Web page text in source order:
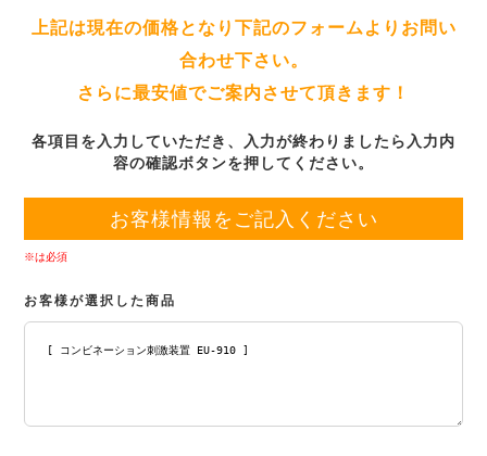
上記は現在の価格となり下記のフォームよりお問い
合わせ下さい。
さらに最安値でご案内させて頂きます！
各項目を入力していただき、入力が終わりましたら入力内
容の確認ボタンを押してください。
お客様情報をご記入ください
※は必須
お客様が選択した商品